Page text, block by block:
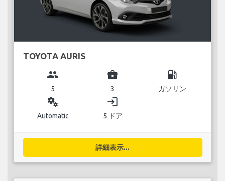
TOYOTA AURIS
group
5
business_center
3
local_gas_station
ガソリン
miscellaneous_services
Automatic
login
5 ドア
詳細表示...